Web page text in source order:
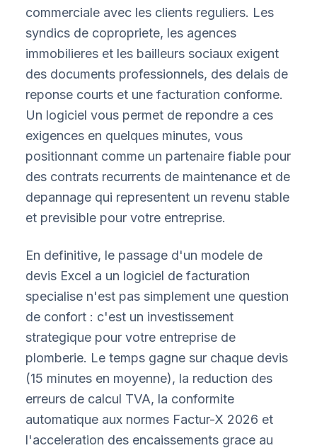
commerciale avec les clients reguliers. Les
syndics de copropriete, les agences
immobilieres et les bailleurs sociaux exigent
des documents professionnels, des delais de
reponse courts et une facturation conforme.
Un logiciel vous permet de repondre a ces
exigences en quelques minutes, vous
positionnant comme un partenaire fiable pour
des contrats recurrents de maintenance et de
depannage qui representent un revenu stable
et previsible pour votre entreprise.
En definitive, le passage d'un modele de
devis Excel a un logiciel de facturation
specialise n'est pas simplement une question
de confort : c'est un investissement
strategique pour votre entreprise de
plomberie. Le temps gagne sur chaque devis
(15 minutes en moyenne), la reduction des
erreurs de calcul TVA, la conformite
automatique aux normes Factur-X 2026 et
l'acceleration des encaissements grace au